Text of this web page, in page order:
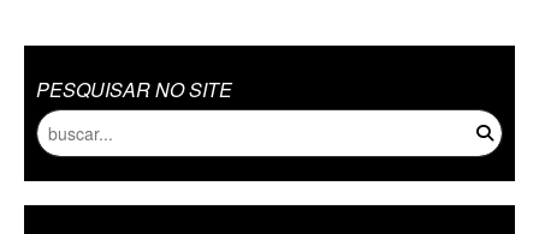
PESQUISAR NO SITE